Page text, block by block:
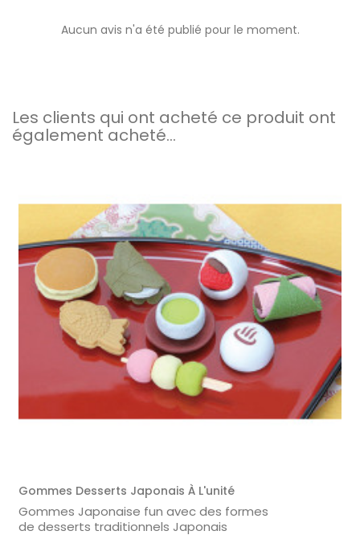
Aucun avis n'a été publié pour le moment.
Les clients qui ont acheté ce produit ont
également acheté...
Gommes Desserts Japonais À L'unité
Gommes Japonaise fun avec des formes
de desserts traditionnels Japonais